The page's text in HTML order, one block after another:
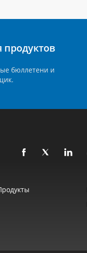
продуктов
бюллетени и